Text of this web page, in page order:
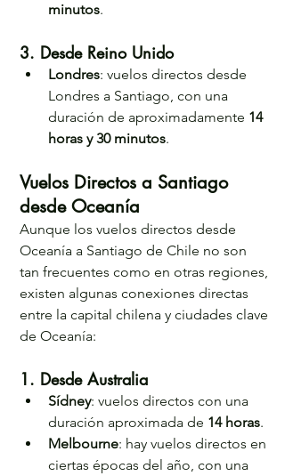
minutos.
3. Desde Reino Unido
Londres: vuelos directos desde
Londres a Santiago, con una
duración de aproximadamente 14
horas y 30 minutos.
Vuelos Directos a Santiago
desde Oceanía
Aunque los vuelos directos desde
Oceanía a Santiago de Chile no son
tan frecuentes como en otras regiones,
existen algunas conexiones directas
entre la capital chilena y ciudades clave
de Oceanía:
1. Desde Australia
Sídney: vuelos directos con una
duración aproximada de 14 horas.
Melbourne: hay vuelos directos en
ciertas épocas del año, con una